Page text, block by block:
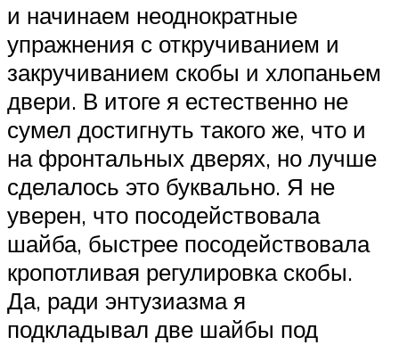
и начинаем неоднократные
упражнения с откручиванием и
закручиванием скобы и хлопаньем
двери. В итоге я естественно не
сумел достигнуть такого же, что и
на фронтальных дверях, но лучше
сделалось это буквально. Я не
уверен, что посодействовала
шайба, быстрее посодействовала
кропотливая регулировка скобы.
Да, ради энтузиазма я
подкладывал две шайбы под